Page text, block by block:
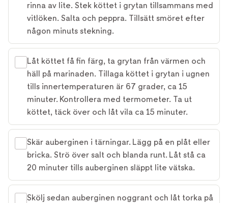
rinna av lite. Stek köttet i grytan tillsammans med
vitlöken. Salta och peppra. Tillsätt smöret efter
någon minuts stekning.
Låt köttet få fin färg, ta grytan från värmen och
häll på marinaden. Tillaga köttet i grytan i ugnen
tills innertemperaturen är 67 grader, ca 15
minuter. Kontrollera med termometer. Ta ut
köttet, täck över och låt vila ca 15 minuter.
Skär auberginen i tärningar. Lägg på en plåt eller
bricka. Strö över salt och blanda runt. Låt stå ca
20 minuter tills auberginen släppt lite vätska.
Skölj sedan auberginen noggrant och låt torka på